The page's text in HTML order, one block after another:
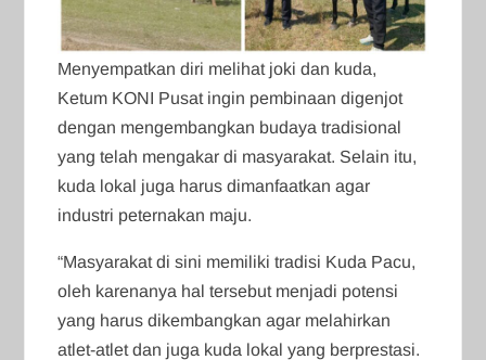
Menyempatkan diri melihat joki dan kuda,
Ketum KONI Pusat ingin pembinaan digenjot
dengan mengembangkan budaya tradisional
yang telah mengakar di masyarakat. Selain itu,
kuda lokal juga harus dimanfaatkan agar
industri peternakan maju.
“Masyarakat di sini memiliki tradisi Kuda Pacu,
oleh karenanya hal tersebut menjadi potensi
yang harus dikembangkan agar melahirkan
atlet-atlet dan juga kuda lokal yang berprestasi.